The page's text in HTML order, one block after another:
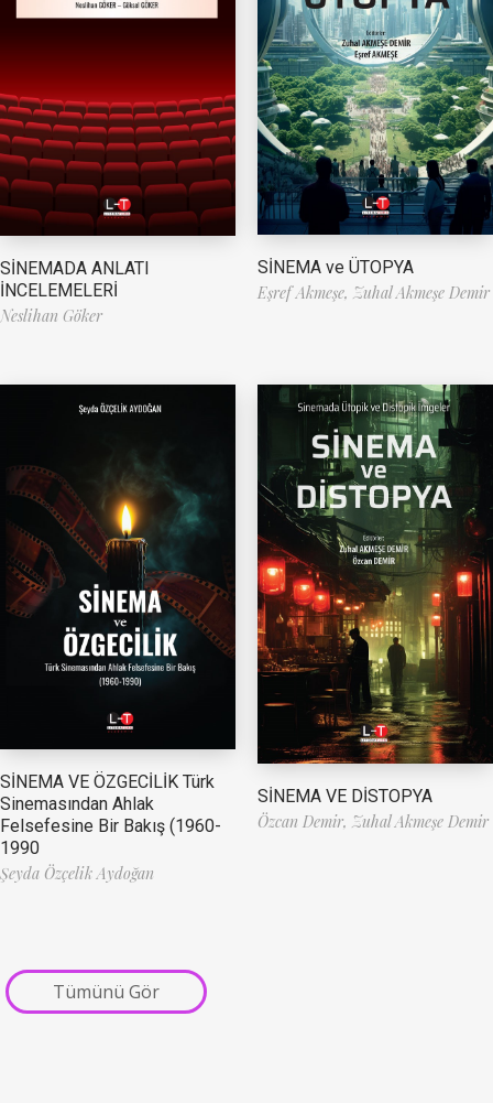
SİNEMADA ANLATI
İNCELEMELERİ
Neslihan Göker
SİNEMA ve ÜTOPYA
Eşref Akmeşe, Zuhal Akmeşe Demir
SİNEMA VE ÖZGECİLİK Türk
Sinemasından Ahlak
Felsefesine Bir Bakış (1960-
1990
Şeyda Özçelik Aydoğan
SİNEMA VE DİSTOPYA
Özcan Demir, Zuhal Akmeşe Demir
Tümünü Gör